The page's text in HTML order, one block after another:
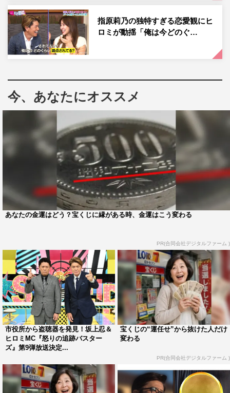
また、マッチングアプリで男から金を騙し取る女にも迫
る。一度も対面することなく、複数の男たちから騙し取っ
た金額はおよそ2000万円。シングルマザーを名乗り、男
『犯人に告ぐ！盗聴盗撮怒りの追跡バスターズ第9弾』
番組情報
『犯人に告ぐ！盗聴盗撮 怒りの追跡バスターズ第9弾』
TBS系
2012年12月1日（水）後7・00～9・57
（※一部地域は後8・00～9・57）
この記事の写真
指原莉乃の独特すぎる恋愛観にヒ
ロミが動揺「俺は今どのぐ…
今、あなたにオススメ
あなたの金運はどう？宝くじに縁がある時、金運はこう変わる
PR(合同会社デジタルファーム )
市役所から盗聴器を発見！坂上忍＆
ヒロミMC『怒りの追跡バスター
ズ』第9弾放送決定...
宝くじの“運任せ”から抜けた人だけ
変わる
PR(合同会社デジタルファーム )